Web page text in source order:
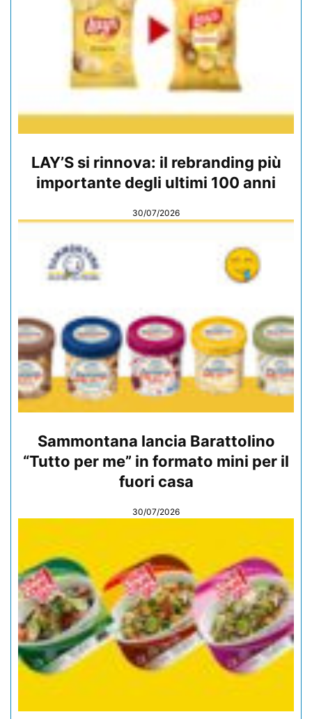
LAY’S si rinnova: il rebranding più
importante degli ultimi 100 anni
30/07/2026
Sammontana lancia Barattolino
“Tutto per me” in formato mini per il
fuori casa
30/07/2026